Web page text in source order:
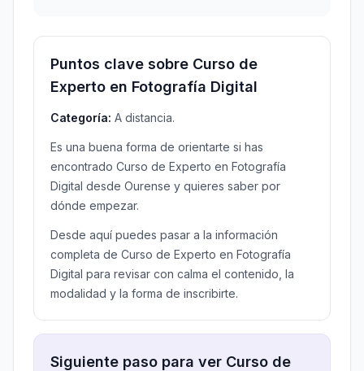
Puntos clave sobre Curso de
Experto en Fotografía Digital
Categoría: A distancia.
Es una buena forma de orientarte si has
encontrado Curso de Experto en Fotografía
Digital desde Ourense y quieres saber por
dónde empezar.
Desde aquí puedes pasar a la información
completa de Curso de Experto en Fotografía
Digital para revisar con calma el contenido, la
modalidad y la forma de inscribirte.
Siguiente paso para ver Curso de